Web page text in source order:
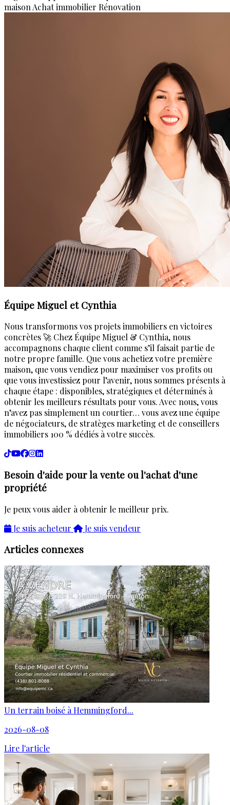
maison Achat immobilier Rénovation
Équipe Miguel et Cynthia
Nous transformons vos projets immobiliers en victoires
concrètes 🚀 Chez Équipe Miguel & Cynthia, nous
accompagnons chaque client comme s’il faisait partie de
notre propre famille. Que vous achetiez votre première
maison, que vous vendiez pour maximiser vos profits ou
que vous investissiez pour l’avenir, nous sommes présents à
chaque étape : disponibles, stratégiques et déterminés à
obtenir les meilleurs résultats pour vous. Avec nous, vous
n’avez pas simplement un courtier… vous avez une équipe
de négociateurs, de stratèges marketing et de conseillers
immobiliers 100 % dédiés à votre succès.
Besoin d'aide pour la vente ou l'achat d'une
propriété
Je peux vous aider à obtenir le meilleur prix.
Je suis acheteur
Je suis vendeur
Articles connexes
Un terrain boisé à Hemmingford...
2026-08-08
Lire l'article